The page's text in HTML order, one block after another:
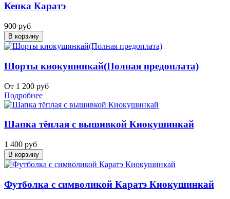
Кепка Каратэ
900 руб
Шорты киокушинкай(Полная предоплата)
От 1 200 руб
Подробнее
Шапка тёплая с вышивкой Киокушинкай
1 400 руб
Футболка с символикой Каратэ Киокушинкай